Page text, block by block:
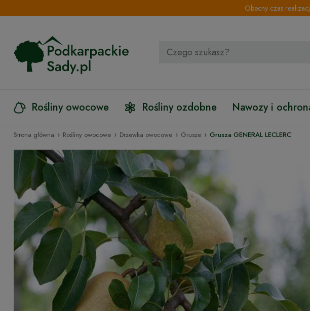
Obecny czas
Rośliny owocowe Rośliny ozdobne Nawozy i
Strona główna › Rośliny owocowe › Drzewka owocowe › Grusze › Grusza GENERAL LECLERC